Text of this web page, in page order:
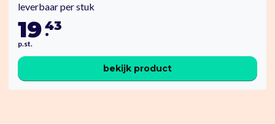
leverbaar per stuk
19 .
43
p.st.
bekijk product